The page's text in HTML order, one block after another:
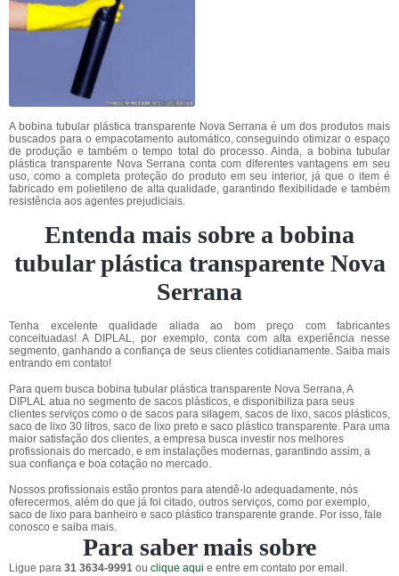
A bobina tubular plástica transparente Nova Serrana é um dos produtos mais
buscados para o empacotamento automático, conseguindo otimizar o espaço
de produção e também o tempo total do processo. Ainda, a bobina tubular
plástica transparente Nova Serrana conta com diferentes vantagens em seu
uso, como a completa proteção do produto em seu interior, já que o item é
fabricado em polietileno de alta qualidade, garantindo flexibilidade e também
resistência aos agentes prejudiciais.
Entenda mais sobre a bobina
tubular plástica transparente Nova
Serrana
Tenha excelente qualidade aliada ao bom preço com fabricantes
conceituadas! A DIPLAL, por exemplo, conta com alta experiência nesse
segmento, ganhando a confiança de seus clientes cotidianamente. Saiba mais
entrando em contato!
Para quem busca bobina tubular plástica transparente Nova Serrana, A
DIPLAL atua no segmento de sacos plásticos, e disponibiliza para seus
clientes serviços como o de sacos para silagem, sacos de lixo, sacos plásticos,
saco de lixo 30 litros, saco de lixo preto e saco plástico transparente. Para uma
maior satisfação dos clientes, a empresa busca investir nos melhores
profissionais do mercado, e em instalações modernas, garantindo assim, a
sua confiança e boa cotação no mercado.
Nossos profissionais estão prontos para atendê-lo adequadamente, nós
oferecermos, além do que já foi citado, outros serviços, como por exemplo,
saco de lixo para banheiro e saco plástico transparente grande. Por isso, fale
conosco e saiba mais.
Para saber mais sobre
Ligue para 31 3634-9991 ou clique aqui e entre em contato por email.